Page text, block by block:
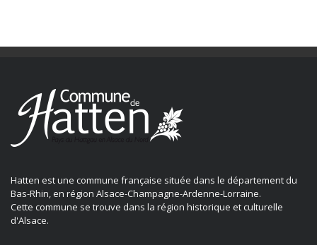
Hatten est une commune française située dans le département du
Bas-Rhin, en région Alsace-Champagne-Ardenne-Lorraine.
Cette commune se trouve dans la région historique et culturelle
d'Alsace.